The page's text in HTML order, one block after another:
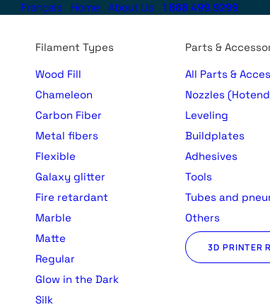
Français Home About Us 1.888.499.9299
Filament Types
Wood Fill
Chameleon
Carbon Fiber
Metal fibers
Flexible
Galaxy glitter
Fire retardant
Marble
Matte
Regular
Glow in the Dark
Silk
Parts &
All Parts &
Nozzles
Leveling
Buildplates
Adhesives
Tools
Tubes and
Others
3D PRINTER